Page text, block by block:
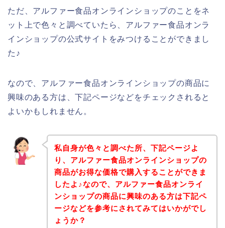
ただ、アルファー食品オンラインショップのことをネ
ット上で色々と調べていたら、アルファー食品オンラ
インショップの公式サイトをみつけることができまし
た♪
なので、アルファー食品オンラインショップの商品に
興味のある方は、下記ページなどをチェックされると
よいかもしれません。
私自身が色々と調べた所、下記ページよ
り、アルファー食品オンラインショップの
商品がお得な価格で購入することができま
したよ♪なので、アルファー食品オンライ
ンショップの商品に興味のある方は下記ペ
ージなどを参考にされてみてはいかがでし
ょうか？